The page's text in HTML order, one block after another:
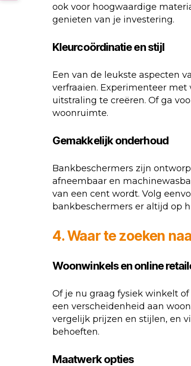
ook voor hoogwaardige
genieten van je investering.
Kleurcoördinatie en stijl
Een van de leukste aspecten
verfraaien. Experimenteer
uitstraling te creëren. Of ga
woonruimte.
Gemakkelijk onderhoud
Bankbeschermers zijn
afneembaar en
van een cent wordt. Volg
bankbeschermers er altijd op
4. Waar te zoeken
Woonwinkels en online
Of je nu graag fysiek winkelt
een verscheidenheid aan
vergelijk prijzen en stijlen, en
behoeften.
Maatwerk opties